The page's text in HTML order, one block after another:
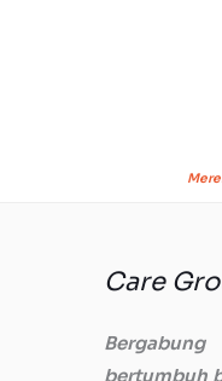
Care
bertumbuh